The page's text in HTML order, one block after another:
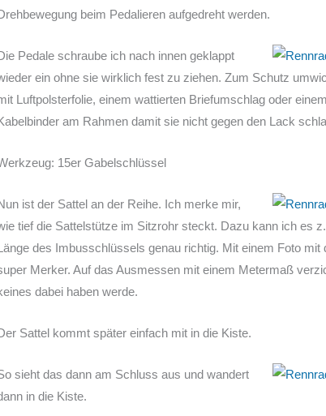
beim Pedalieren aufgedreht werden.
Pedale schraube ich nach innen geklappt
ein ohne sie wirklich fest zu ziehen. Zum Schutz
Luftpolsterfolie, einem wattierten Briefumschlag oder
am Rahmen damit sie nicht gegen den Lack
15er Gabelschlüssel
ist der Sattel an der Reihe. Ich merke mir,
tief die Sattelstütze im Sitzrohr steckt. Dazu kann ich es
des Imbusschlüssels genau richtig. Mit einem Foto
Merker. Auf das Ausmessen mit einem Metermaß
dabei haben werde.
Sattel kommt später einfach mit in die Kiste.
sieht das dann am Schluss aus und wandert
in die Kiste.